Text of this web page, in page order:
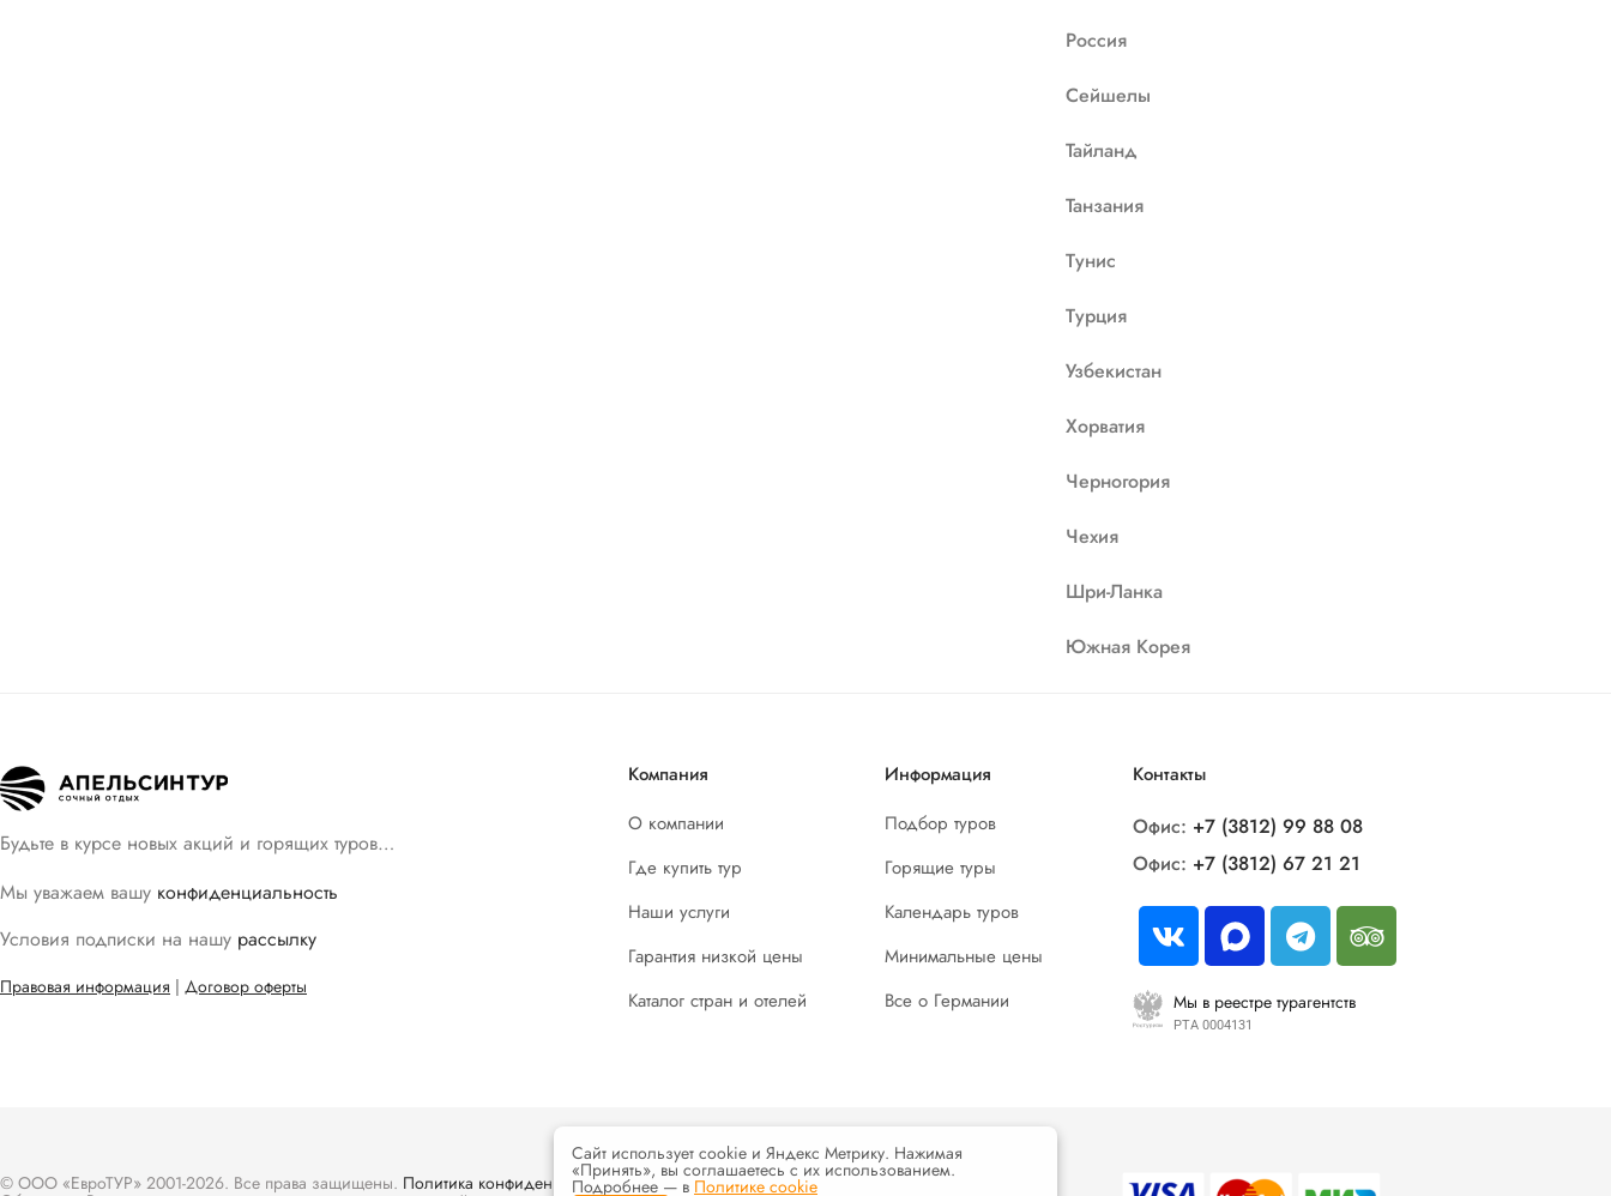
Россия
Сейшелы
Тайланд
Танзания
Тунис
Турция
Узбекистан
Хорватия
Черногория
Чехия
Шри-Ланка
Южная Корея
Будьте в курсе новых акций и горящих туров…
Мы уважаем вашу конфиденциальность
Условия подписки на нашу рассылку
Правовая информация | Договор оферты
Компания
О компании
Где купить тур
Наши услуги
Гарантия низкой цены
Каталог стран и отелей
Информация
Подбор туров
Горящие туры
Календарь туров
Минимальные цены
Все о Германии
Контакты
Офис: +7 (3812) 99 88 08
Офис: +7 (3812) 67 21 21
Мы в реестре турагентств
РТА 0004131
© ООО «ЕвроТУР» 2001-2026. Все права защищены. Политика конфиденциальностииусловияиспользования интернет ресурса
Сайт использует cookie и Яндекс Метрику. Нажимая
«Принять», вы соглашаетесь с их использованием.
Подробнее — в Политике cookie